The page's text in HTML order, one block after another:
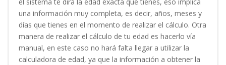
una información muy completa, es decir, años, meses y
días que tienes en el momento de realizar el cálculo. Otra
manera de realizar el cálculo de tu edad es hacerlo vía
manual, en este caso no hará falta llegar a utilizar la
calculadora de edad, ya que la información a obtener la